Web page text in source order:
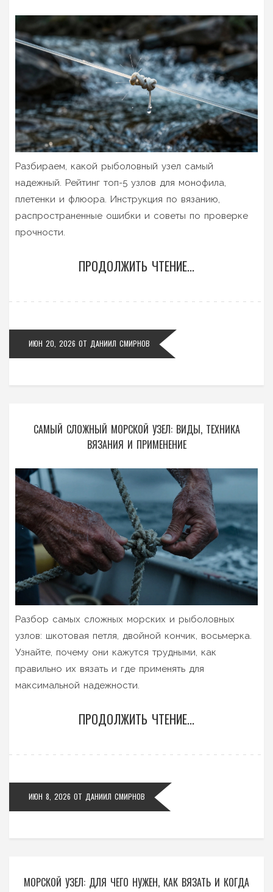
Разбираем, какой рыболовный узел самый
надежный. Рейтинг топ-5 узлов для монофила,
плетенки и флюора. Инструкция по вязанию,
распространенные ошибки и советы по проверке
прочности.
ПРОДОЛЖИТЬ ЧТЕНИЕ...
ИЮН 20, 2026 ОТ ДАНИИЛ СМИРНОВ
САМЫЙ СЛОЖНЫЙ МОРСКОЙ УЗЕЛ: ВИДЫ, ТЕХНИКА
ВЯЗАНИЯ И ПРИМЕНЕНИЕ
Разбор самых сложных морских и рыболовных
узлов: шкотовая петля, двойной кончик, восьмерка.
Узнайте, почему они кажутся трудными, как
правильно их вязать и где применять для
максимальной надежности.
ПРОДОЛЖИТЬ ЧТЕНИЕ...
ИЮН 8, 2026 ОТ ДАНИИЛ СМИРНОВ
МОРСКОЙ УЗЕЛ: ДЛЯ ЧЕГО НУЖЕН, КАК ВЯЗАТЬ И КОГДА